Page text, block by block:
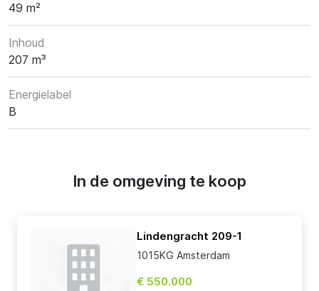
49 m²
Inhoud
207 m³
Energielabel
B
In de omgeving te koop
Lindengracht 209-1
1015KG Amsterdam
€ 550.000